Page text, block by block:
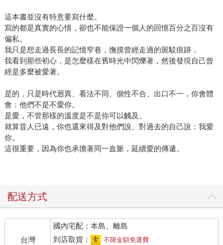
這本書並沒有特意要寫什麼。
寫的都是真實的心情，卻也不能保證一個人的回憶百分之百沒有
偏私。
我只是想走過長長的記憶窄巷，撫摸曾經走過的斑駁痕跡，
我看到那些初心，是怎麼樣在舊時光中閃爍著，然後發現自己曾
經是多麼被愛著。
是的，只是時代迥異、看法不同、個性不合、出口不一，你會體
會：他們不是不愛你。
是愛，不管那樣的溫度是不是你可以觸及。
就算昔人已遠，你也還來得及對他們說、對過去的自己說：我愛
你。
這很重要，因為你也承擔著同一血脈，延續愛的傳遞。
配送方式
台灣
國內宅配：本島、離島
到店取貨：
不限金額免運費